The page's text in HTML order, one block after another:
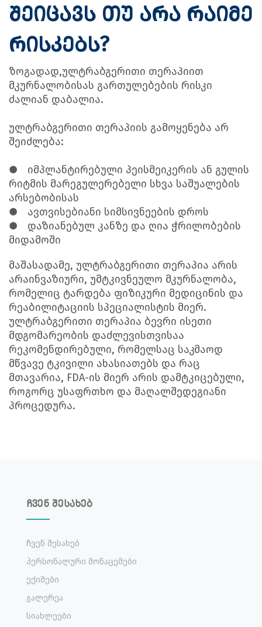
შეიცავს თუ არა რაიმე
რისკებს?
ზოგადად,ულტრაბგერითი თერაპიით
მკურნალობისას გართულებების რისკი
ძალიან დაბალია.
ულტრაბგერითი თერაპიის გამოყენება არ
შეიძლება:
●
იმპლანტირებული პეისმეიკერის ან გულის
რიტმის მარეგულერებელი სხვა საშუალების
არსებობისას
●
ავთვისებიანი სიმსივნეების დროს
●
დაზიანებულ კანზე და ღია ჭრილობების
მიდამოში
მაშასადამე, ულტრაბგერითი თერაპია არის
არაინვაზიური, უმტკივნეულო მკურნალობა,
რომელიც ტარდება ფიზიკური მედიცინის და
რეაბილიტაციის სპეციალისტის მიერ.
ულტრაბგერითი თერაპია ბევრი ისეთი
მდგომარეობის დაძლევისთვისაა
რეკომენდირებული, რომელსაც საკმაოდ
მწვავე ტკივილი ახასიათებს და რაც
მთავარია, FDA-ის მიერ არის დამტკიცებული,
როგორც უსაფრთხო და მაღალშედეგიანი
პროცედურა.
ჩვენ შესახებ
Ჩვენ Შესახებ
Პერსონალური Მონაცემები
Ექიმები
Გალერეა
Სიახლეები